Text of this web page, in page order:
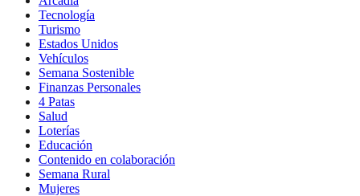
Tecnología
Turismo
Estados Unidos
Vehículos
Semana Sostenible
Finanzas Personales
4 Patas
Salud
Loterías
Educación
Contenido en colaboración
Semana Rural
Mujeres